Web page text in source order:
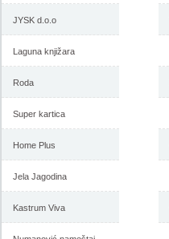
JYSK d.o.o
Laguna knjižara
Roda
Super kartica
Home Plus
Jela Jagodina
Kastrum Viva